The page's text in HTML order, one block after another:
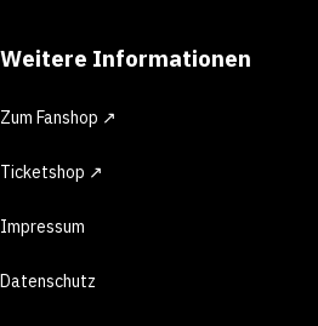
Weitere Informationen
Zum Fanshop ↗
Ticketshop ↗
Impressum
Datenschutz